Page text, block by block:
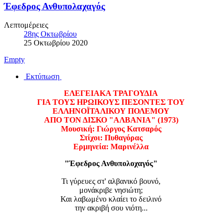
Έφεδρος Ανθυπολαχαγός
Λεπτομέρειες
28ης Οκτωβρίου
25 Οκτωβρίου 2020
Empty
Εκτύπωση
ΕΛΕΓΕΙΑΚΑ ΤΡΑΓΟΥΔΙΑ
ΓΙΑ ΤΟΥΣ ΗΡΩΙΚΟΥΣ ΠΕΣΟΝΤΕΣ ΤΟΥ
ΕΛΛΗΝΟΪΤΑΛΙΚΟΥ ΠΟΛΕΜΟΥ
ΑΠΟ ΤΟΝ ΔΙΣΚΟ "ΑΛΒΑΝΙΑ" (1973)
Μουσική: Γιώργος Κατσαρός
Στίχοι: Πυθαγόρας
Ερμηνεία: Μαρινέλλα
"Έφεδρος Ανθυπολοχαγός"
Τι γύρευες στ' αλβανικό βουνό,
μονάκριβε νησιώτη;
Και λαβωμένο κλαίει το δειλινό
την ακριβή σου νιότη...